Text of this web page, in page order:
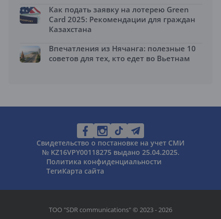
Как подать заявку на лотерею Green
Card 2025: Рекомендации для граждан
Казахстана
Впечатления из Нячанга: полезные 10
советов для тех, кто едет во Вьетнам
Свидетельство о постановке на учет СМИ
№ KZ16VPY00118275 выдано 25.04.2025.
Политика конфиденциальности
ТегиКарта сайта
ТОО "SDR communications" © 2023 - 2026